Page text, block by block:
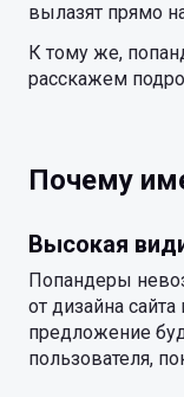
вылазят прямо
К тому же,
расскажем
Почему
Высокая
Попандеры
от дизайна
предложение
пользователя,